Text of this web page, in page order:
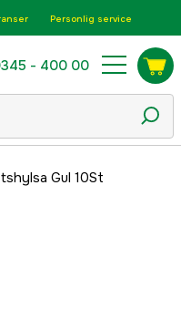
Personlig service
- 400 00
Gul 10St